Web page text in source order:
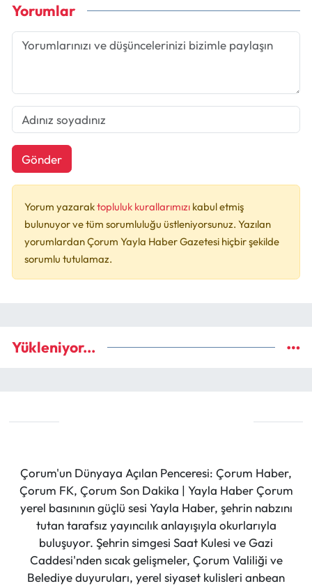
Yorumlar
Gönder
Yorum yazaraktopluluk kurallarımızı kabul etmiş
bulunuyor ve tüm sorumluluğu üstleniyorsunuz. Yazılan
yorumlardan Çorum Yayla Haber Gazetesi hiçbir şekilde
sorumlu tutulamaz.
Yükleniyor...
Çorum'un Dünyaya Açılan Penceresi: Çorum Haber,
Çorum FK, Çorum Son Dakika | Yayla Haber Çorum
yerel basınının güçlü sesi Yayla Haber, şehrin nabzını
tutan tarafsız yayıncılık anlayışıyla okurlarıyla
buluşuyor. Şehrin simgesi Saat Kulesi ve Gazi
Caddesi'nden sıcak gelişmeler, Çorum Valiliği ve
Belediye duyuruları, yerel siyaset kulisleri anbean